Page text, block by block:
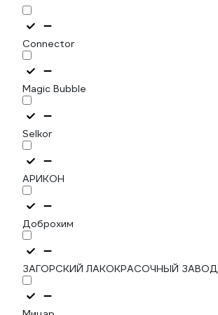
Connector
Magic Bubble
Selkor
АРИКОН
Доброхим
ЗАГОРСКИЙ ЛАКОКРАСОЧНЫЙ ЗАВОД